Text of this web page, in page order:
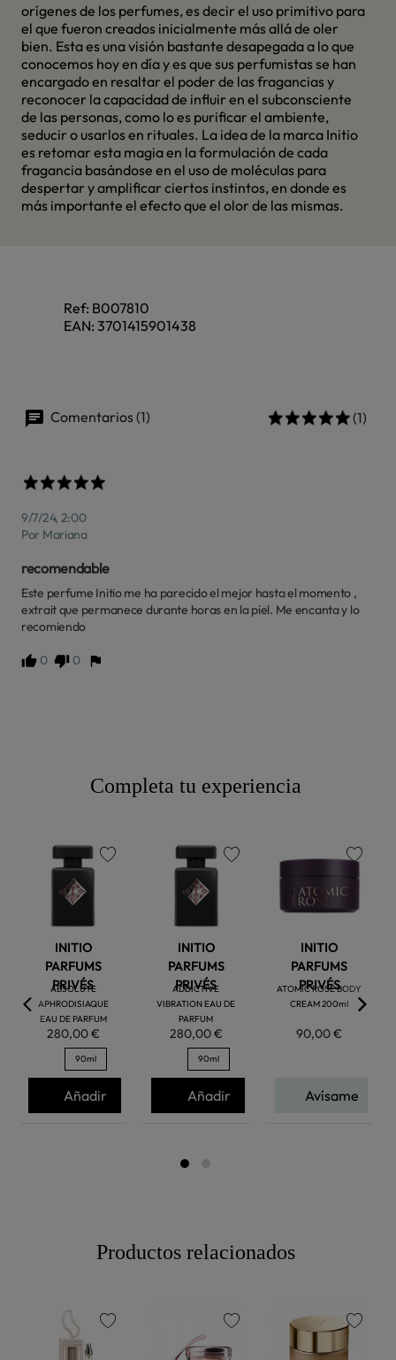
orígenes de los perfumes, es decir el uso primitivo para
el que fueron creados inicialmente más allá de oler
bien. Esta es una visión bastante desapegada a lo que
conocemos hoy en día y es que sus perfumistas se han
encargado en resaltar el poder de las fragancias y
reconocer la capacidad de influir en el subconsciente
de las personas, como lo es purificar el ambiente,
seducir o usarlos en rituales. La idea de la marca Initio
es retomar esta magia en la formulación de cada
fragancia basándose en el uso de moléculas para
despertar y amplificar ciertos instintos, en donde es
más importante el efecto que el olor de las mismas.
Ref: B007810
EAN: 3701415901438
Comentarios (1) (1)
9/7/24, 2:00
Por Mariana
recomendable
Este perfume Initio me ha parecido el mejor hasta el momento ,
extrait que permanece durante horas en la piel. Me encanta y lo
recomiendo
0 0
Completa tu experiencia
INITIO
PARFUMS
PRIVÉS
ABSOLUTE
APHRODISIAQUE
EAU DE PARFUM
280,00 €
90ml
Añadir
INITIO
PARFUMS
PRIVÉS
ADDICTIVE
VIBRATION EAU DE
PARFUM
280,00 €
90ml
Añadir
INITIO
PARFUMS
PRIVÉS
ATOMIC ROSE BODY
CREAM 200ml
90,00 €
Avísame
Productos relacionados
favorite